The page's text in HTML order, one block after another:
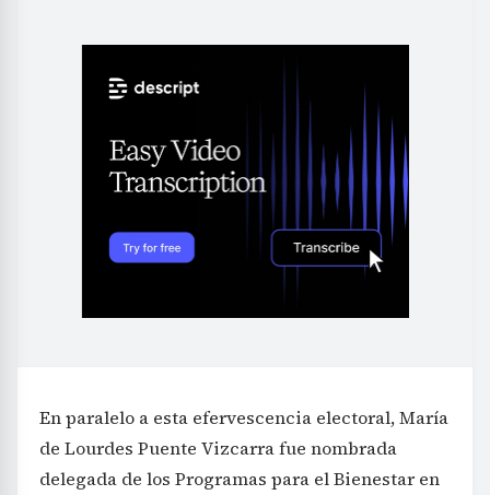
En paralelo a esta efervescencia electoral, María
de Lourdes Puente Vizcarra fue nombrada
delegada de los Programas para el Bienestar en